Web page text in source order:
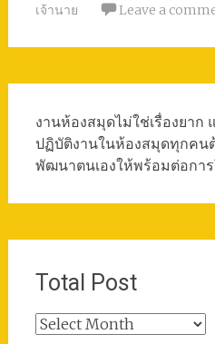
เจ้านาย
Leave a
งานห้องสมุดไม่ใช่เรื่องยาก
ปฏิบัติงานในห้องสมุดทุกคน
พัฒนาตนเองให้พร้อมต่อกา
Total Post
Total